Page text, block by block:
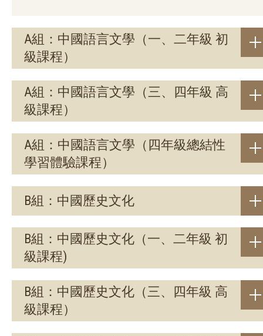
A組：中國語言文學（一、二年級 初
級課程）
A組：中國語言文學（三、四年級 高
級課程）
A組：中國語言文學（四年級總結性
學習體驗課程）
B組：中國歷史文化
B組：中國歷史文化（一、二年級 初
級課程)
B組：中國歷史文化（三、四年級 高
級課程）